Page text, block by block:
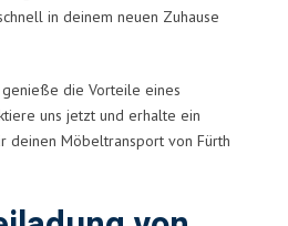
in deinem neuen Zuhause
die Vorteile eines
uns jetzt und erhalte ein
deinen Möbeltransport von Fürth